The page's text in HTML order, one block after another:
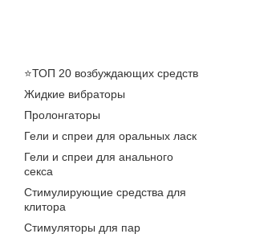
⭐️ТОП 20 возбуждающих средств
Жидкие вибраторы
Пролонгаторы
Гели и спреи для оральных ласк
Гели и спреи для анального
секса
Стимулирующие средства для
клитора
Стимуляторы для пар